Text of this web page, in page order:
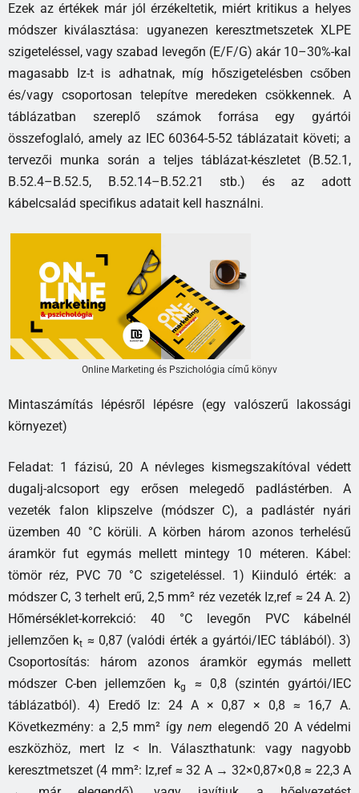
Ezek az értékek már jól érzékeltetik, miért kritikus a helyes
módszer kiválasztása: ugyanezen keresztmetszetek XLPE
szigeteléssel, vagy szabad levegőn (E/F/G) akár 10–30%-kal
magasabb Iz-t is adhatnak, míg hőszigetelésben csőben
és/vagy csoportosan telepítve meredeken csökkennek. A
táblázatban szereplő számok forrása egy gyártói
összefoglaló, amely az IEC 60364-5-52 táblázatait követi; a
tervezői munka során a teljes táblázat-készletet (B.52.1,
B.52.4–B.52.5, B.52.14–B.52.21 stb.) és az adott
kábelcsalád specifikus adatait kell használni.
Online Marketing és Pszichológia című könyv
Mintaszámítás lépésről lépésre (egy valószerű lakossági
környezet)
Feladat: 1 fázisú, 20 A névleges kismegszakítóval védett
dugalj-alcsoport egy erősen melegedő padlástérben. A
vezeték falon klipszelve (módszer C), a padlástér nyári
üzemben 40 °C körüli. A körben három azonos terhelésű
áramkör fut egymás mellett mintegy 10 méteren. Kábel:
tömör réz, PVC 70 °C szigeteléssel. 1) Kiinduló érték: a
módszer C, 3 terhelt erű, 2,5 mm² réz vezeték Iz,ref ≈ 24 A. 2)
Hőmérséklet-korrekció: 40 °C levegőn PVC kábelnél
jellemzően kt ≈ 0,87 (valódi érték a gyártói/IEC táblából). 3)
Csoportosítás: három azonos áramkör egymás mellett
módszer C-ben jellemzően kg
≈ 0,8 (szintén gyártói/IEC
táblázatból). 4) Eredő Iz: 24 A × 0,87 × 0,8 ≈ 16,7 A.
Következmény: a 2,5 mm² ígynem elegendő 20 A védelmi
eszközhöz, mert Iz < In. Választhatunk: vagy nagyobb
keresztmetszet (4 mm²: Iz,ref ≈ 32 A → 32×0,87×0,8 ≈ 22,3 A